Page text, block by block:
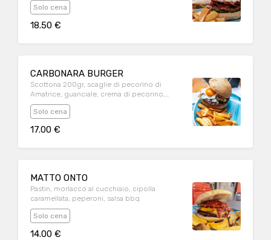
Solo cena
18.50 €
CARBONARA BURGER
Scottona 200gr, scaglie di pecorino di
Amatrice, guanciale, crema di pecorino,
uovo all'occhio di bue
Solo cena
17.00 €
MATTO ONTO
Pastin, morlacco al cucchiaio, cipolla
caramellata, peperoni, salsa bbq
Solo cena
14.00 €